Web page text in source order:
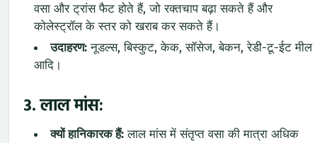
वसा और ट्रांस फैट होते हैं, जो रक्तचाप बढ़ा सकते हैं और
कोलेस्ट्रॉल के स्तर को खराब कर सकते हैं।
उदाहरण:नूडल्स, बिस्कुट, केक, सॉसेज, बेकन, रेडी-टू-ईट मील
आदि।
3.लाल मांस:
क्यों हानिकारक हैं:लाल मांस में संतृप्त वसा की मात्रा अधिक